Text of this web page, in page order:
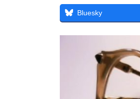
Bluesky